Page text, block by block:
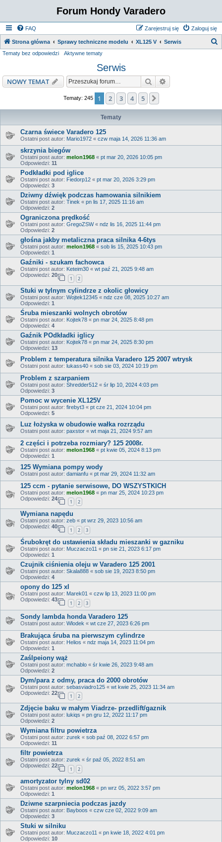
Forum Hondy Varadero
FAQ Zaloguj się
Zarejestruj się
Strona główna Sprawy techniczne modelu XL125 V Serwis
Tematy bez odpowiedzi Aktywne tematy
Serwis
NOWY TEMAT Szukaj
Tematy: 245 1 2 3 4 5
Tematy
Czarna świece Varadero 125
Ostatni post autor: Mario1972 « czw maja 14, 2026 11:36 am
skrzynia biegów
Ostatni post autor: melon1968 « pt mar 20, 2026 10:05 pm
Odpowiedzi: 11
Podkładki pod iglice
Ostatni post autor: Fiedorp12 « pt mar 20, 2026 3:29 pm
Odpowiedzi: 3
Dziwny dźwięk podczas hamowania silnikiem
Ostatni post autor: Tinek « pn lis 17, 2025 11:16 am
Odpowiedzi: 2
Ograniczona prędkość
Ostatni post autor: GregoZSW« ndz lis 16, 2025 11:44 pm
Odpowiedzi: 2
głośna jakby metaliczna praca silnika 4-6tys
Ostatni post autor: melon1968 « sob lis 15, 2025 10:43 pm
Odpowiedzi: 1
Gaźniki - szukam fachowca
Ostatni post autor: Keteim30 « wt paź 21, 2025 9:48 am
Odpowiedzi: 20
1 2
Stuki w tylnym cylindrze z okolic głowicy
Ostatni post autor: Wojtek12345 « ndz cze 08, 2025 10:27 am
Odpowiedzi: 1
Śruba mieszanki wolnych obrotów
Ostatni post autor: Kojtek78 « pn mar 24, 2025 8:48 pm
Odpowiedzi: 4
Gaźnik POdkładki iglicy
Ostatni post autor: Kojtek78 « pn mar 24, 2025 8:30 pm
Odpowiedzi: 13
Problem z temperatura silnika Varadero 125 2007 wtrysk
Ostatni post autor: lukass40 « sob sie 03, 2024 10:19 pm
Problem z szarpaniem
Ostatni post autor: Shredder512 « śr lip 10, 2024 4:03 pm
Odpowiedzi: 3
Pomoc w wycenie XL125V
Ostatni post autor: firebyt3 « pt cze 21, 2024 10:04 pm
Odpowiedzi: 5
Luz łożyska w obudowie wałka rozrządu
Ostatni post autor: paxstor « wt maja 21, 2024 9:57 am
2 części i potrzeba rozmiary? 125 2008r.
Ostatni post autor: melon1968 « pt kwie 05, 2024 8:13 pm
Odpowiedzi: 1
125 Wymiana pompy wody
Ostatni post autor: damianfu « pt mar 29, 2024 11:32 am
125 ccm - pytanie serwisowe, DO WSZYSTKICH
Ostatni post autor: melon1968 « pn mar 25, 2024 10:23 pm
Odpowiedzi: 24
1 2
Wymiana napędu
Ostatni post autor: zeb « pt wrz 29, 2023 10:56 am
Odpowiedzi: 40
1 2 3
Śrubokręt do ustawienia składu mieszanki w gazniku
Ostatni post autor: Muczaczo11 « pn sie 21, 2023 6:17 pm
Odpowiedzi: 1
Czujnik ciśnienia oleju w Varadero 125 2001
Ostatni post autor: Skala888 « sob sie 19, 2023 8:50 pm
Odpowiedzi: 4
opony do 125 xl
Ostatni post autor: Marek01 « czw lip 13, 2023 11:00 pm
Odpowiedzi: 43
1 2 3
Sondy lambda honda Varadero 125
Ostatni post autor: Wlodek « wt cze 27, 2023 6:26 pm
Brakująca śruba na pierwszym cylindrze
Ostatni post autor: Helios « ndz maja 14, 2023 11:04 pm
Odpowiedzi: 1
Zaślpeiony wąż
Ostatni post autor: mchablo « śr kwie 26, 2023 9:48 am
Odpowiedzi: 2
Dym/para z odmy, praca do 2000 obrotów
Ostatni post autor: sebasviadro125 « wt kwie 25, 2023 11:34 am
Odpowiedzi: 22
1 2
Zdjęcie baku w małym Viadrze- przedlift/gaznik
Ostatni post autor: lukiqs « pn gru 12, 2022 11:17 pm
Odpowiedzi: 2
Wymiana filtru powietrza
Ostatni post autor: zurek « sob paź 08, 2022 6:57 pm
Odpowiedzi: 11
filtr powietrza
Ostatni post autor: zurek « śr paź 05, 2022 8:51 am
Odpowiedzi: 22
1 2
amortyzator tylny sd02
Ostatni post autor: melon1968 « pn wrz 05, 2022 3:57 pm
Odpowiedzi: 1
Dziwne szarpniecia podczas jazdy
Ostatni post autor: Bayboos « czw cze 02, 2022 9:09 am
Odpowiedzi: 3
Stuki w silniku
Ostatni post autor: Muczaczo11 « pn kwie 18, 2022 4:01 pm
Odpowiedzi: 10